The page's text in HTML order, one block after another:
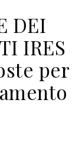
DEI
IRES
per